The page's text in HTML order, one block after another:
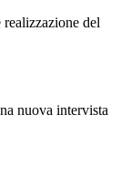
del
nuova intervista